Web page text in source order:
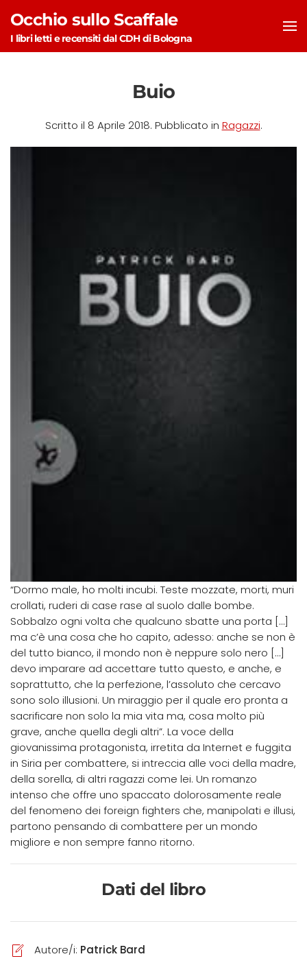
Skip to main content
Occhio sullo Scaffale
I libri letti e recensiti dal CDH di Bologna
Buio
Scritto il 8 Aprile 2018. Pubblicato in Ragazzi.
“Dormo male, ho molti incubi. Teste mozzate, morti, muri
crollati, ruderi di case rase al suolo dalle bombe.
Sobbalzo ogni volta che qualcuno sbatte una porta […]
ma c’è una cosa che ho capito, adesso: anche se non è
del tutto bianco, il mondo non è neppure solo nero […]
devo imparare ad accettare tutto questo, e anche, e
soprattutto, che la perfezione, l’assoluto che cercavo
sono solo illusioni. Un miraggio per il quale ero pronta a
sacrificare non solo la mia vita ma, cosa molto più
grave, anche quella degli altri”. La voce della
giovanissima protagonista, irretita da Internet e fuggita
in Siria per combattere, si intreccia alle voci della madre,
della sorella, di altri ragazzi come lei. Un romanzo
intenso che offre uno spaccato dolorosamente reale
del fenomeno dei foreign fighters che, manipolati e illusi,
partono pensando di combattere per un mondo
migliore e non sempre fanno ritorno.
Dati del libro
Autore/i: Patrick Bard